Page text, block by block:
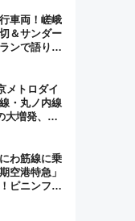
コツ
車両！嵯峨
＆サンダー
ンで語り合
藤雪乃＆福
満喫ツア
メトロダイ
・丸ノ内線
大増発、混
わ筋線に乗
空港特急」
ピニンファ
本初の鉄道